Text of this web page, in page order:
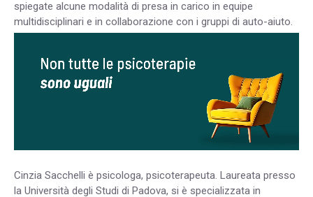
spiegate alcune modalità di presa in carico in equipe
multidisciplinari e in collaborazione con i gruppi di auto-aiuto.
Cinzia Sacchelli è psicologa, psicoterapeuta. Laureata presso
la Università degli Studi di Padova, si è specializzata in